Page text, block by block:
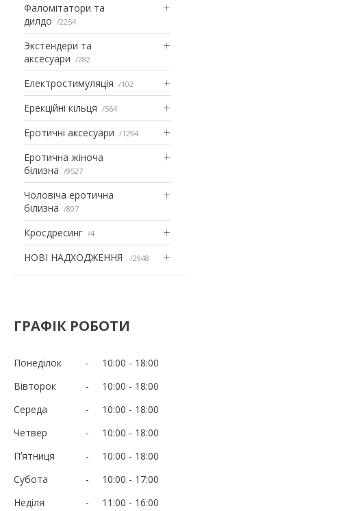
Фаломітатори та
дилдо
2254
Экстендери та
аксесуари
282
Електростимуляція 102
Ерекційні кільця 564
Еротичні аксесуари 1294
Еротична жіноча
білизна
9527
Чоловіча еротична
білизна
807
Кросдресинг 4
НОВІ НАДХОДЖЕННЯ 2948
ГРАФІК РОБОТИ
Понеділок 10:00
18:00
Вівторок
10:00
18:00
Середа
10:00
18:00
Четвер
10:00
18:00
Пʼятниця
10:00
18:00
Субота
10:00
17:00
Неділя
11:00 16:00